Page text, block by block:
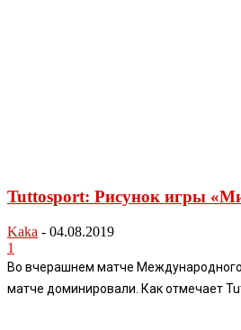
Tuttosport: Рисунок игры
Kaka - 04.08.2019
1
Во вчерашнем матче Международного
матче доминировали. Как отмечает